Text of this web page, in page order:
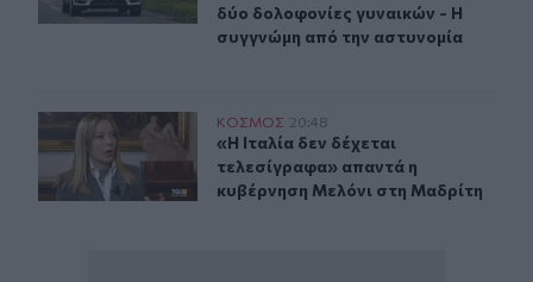
δύο δολοφονίες γυναικών - Η
συγγνώμη από την αστυνομία
«Η Ιταλία δεν δέχεται τελεσίγραφα» απαντά η
ΚΟΣΜΟΣ 20:48
«Η Ιταλία δεν δέχεται
«Η Ιταλία δεν δέχεται
τελεσίγραφα» απαντά η
κυβέρνηση Μελόνι στη Μαδρίτη